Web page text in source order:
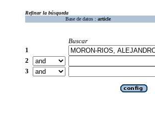
Refinar la búsqueda
Base de datos : article
Buscar
1
2
3